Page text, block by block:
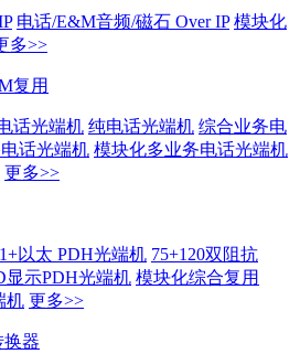
电话/E&M音频/磁石 Over IP 模块化
多>>
复用
话光端机 纯电话光端机 综合业务电
话光端机 模块化多业务电话光端机
更多>>
以太 PDH光端机 75+120双阻抗
显示PDH光端机 模块化综合复用
机 更多>>
换器